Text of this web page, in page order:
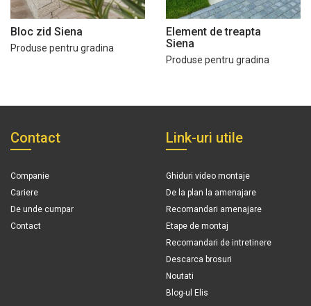
Bloc zid Siena
Produse pentru gradina
Element de treapta
Siena
Produse pentru gradina
Contact
Companie
Cariere
De unde cumpar
Contact
Link-uri utile
Ghiduri video montaje
De la plan la amenajare
Recomandari amenajare
Etape de montaj
Recomandari de intretinere
Descarca brosuri
Noutati
Blog-ul Elis